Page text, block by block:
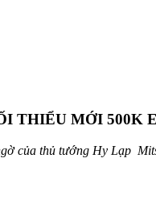
THIỂU MỚI 500K
của thủ tướng Hy Lạp